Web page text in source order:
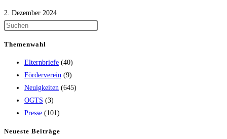
2. Dezember 2024
Themenwahl
Elternbriefe (40)
Förderverein (9)
Neuigkeiten (645)
OGTS (3)
Presse (101)
Neueste Beiträge